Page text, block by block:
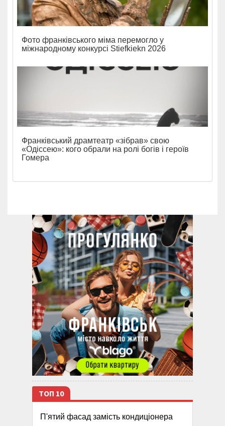
Фото франківського міма перемогло у
міжнародному конкурсі Stiefkiekn 2026
Франківський драмтеатр «зібрав» свою
«Одіссею»: кого обрали на ролі богів і героїв
Гомера
ТОП 10
П'ятий фасад замість кондиціонера